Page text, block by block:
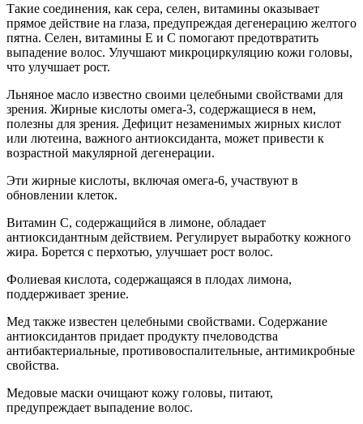
Такие соединения, как сера, селен, витамины оказывает
прямое действие на глаза, предупреждая дегенерацию желтого
пятна. Селен, витамины Е и С помогают предотвратить
выпадение волос. Улучшают микроциркуляцию кожи головы,
что улучшает рост.
Льняное масло известно своими целебными свойствами для
зрения. Жирные кислоты омега-3, содержащиеся в нем,
полезны для зрения. Дефицит незаменимых жирных кислот
или лютеина, важного антиоксиданта, может привести к
возрастной макулярной дегенерации.
Эти жирные кислоты, включая омега-6, участвуют в
обновлении клеток.
Витамин С, содержащийся в лимоне, обладает
антиоксидантным действием. Регулирует выработку кожного
жира. Борется с перхотью, улучшает рост волос.
Фолиевая кислота, содержащаяся в плодах лимона,
поддерживает зрение.
Мед также известен целебными свойствами. Содержание
антиоксидантов придает продукту пчеловодства
антибактериальные, противовоспалительные, антимикробные
свойства.
Медовые маски очищают кожу головы, питают,
предупреждает выпадение волос.